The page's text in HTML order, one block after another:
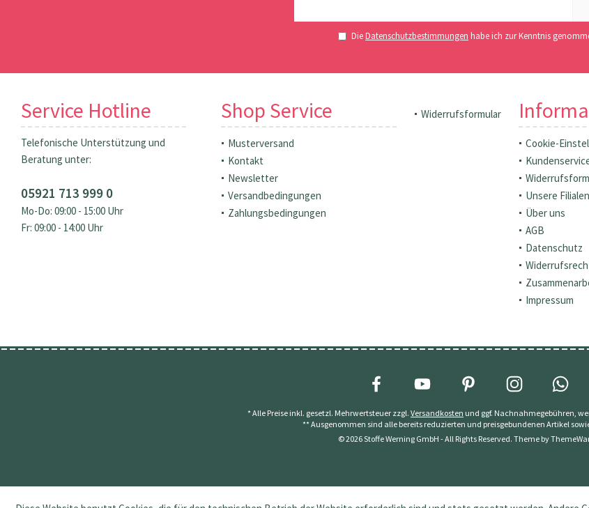
DieDatenschutzbestimmungen habe ich zur Kenntnis
Service Hotline
Telefonische Unterstützung und
Beratung unter:
05921 713 999 0
Mo-Do: 09:00 - 15:00 Uhr
Fr: 09:00 - 14:00 Uhr
Shop Service
Musterversand
Kontakt
Newsletter
Versandbedingungen
Zahlungsbedingungen
Widerrufsformular
Cookie-
Unsere Filialen
Über uns
AGB
Datenschutz
Impressum
* Alle Preise inkl. gesetzl. Mehrwertsteuer zzgl. Versandkosten und ggf. Nachnahmegebühren,
** Ausgenommen sind alle bereits reduzierten und preisgebundenen Artikel
© 2026 Stoffe Werning GmbH - All Rights Reserved. Theme by